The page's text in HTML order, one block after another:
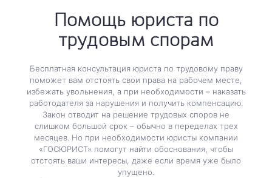
Помощь юриста по
трудовым спорам
Бесплатная консультация юриста по трудовому праву
поможет вам отстоять свои права на рабочем месте,
избежать увольнения, а при необходимости – наказать
работодателя за нарушения и получить компенсацию.
Закон отводит на решение трудовых споров не
слишком большой срок – обычно в переделах трех
месяцев. Но при необходимости юристы компании
«ГОСЮРИСТ» помогут найти обоснования, чтобы
отстоять ваши интересы, даже если время уже было
упущено.